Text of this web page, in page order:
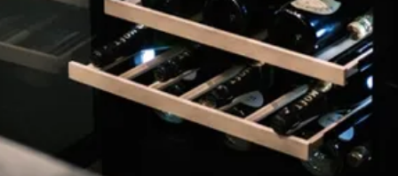
Potřebujete poradit s výběrem vinotéky,
která bude odpovídat vašim potřebám?